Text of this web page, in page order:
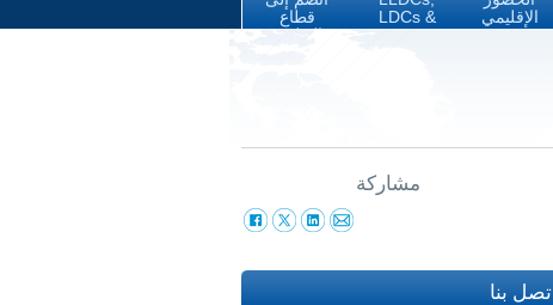
الإقليمي
LDCs &
قطاع
مشاركة
اتصل بنا